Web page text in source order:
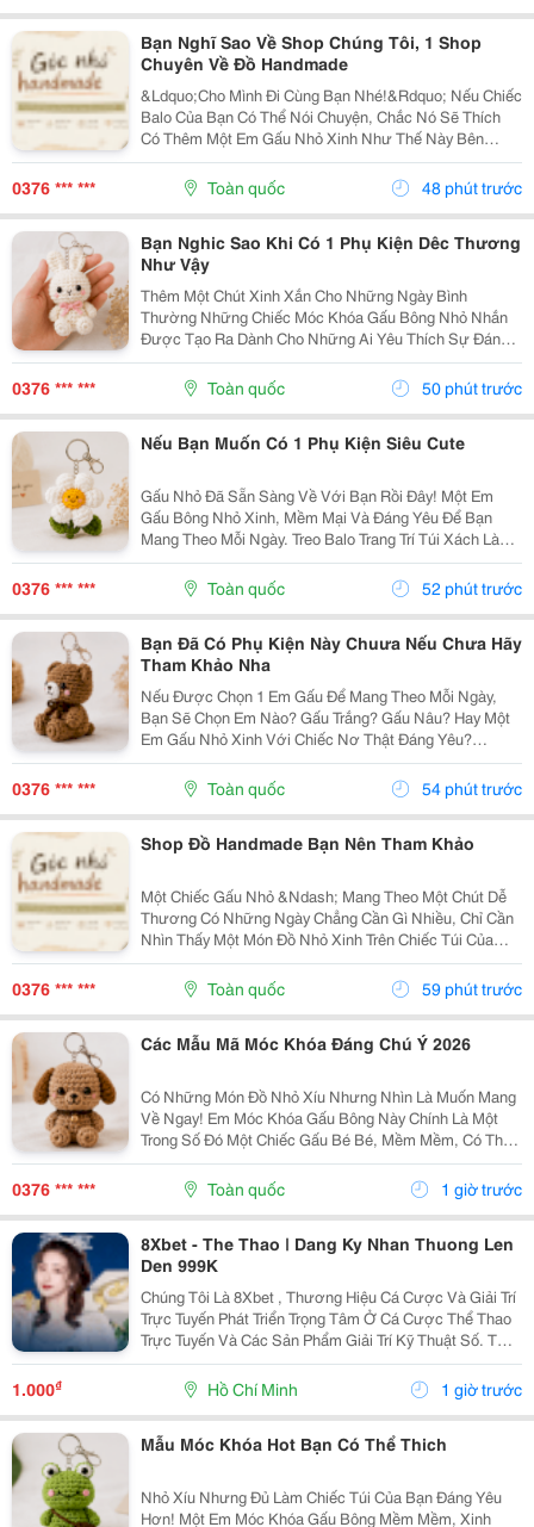
Bạn Nghĩ Sao Về Shop Chúng Tôi, 1 Shop
Chuyên Về Đồ Handmade
&Ldquo;Cho Mình Đi Cùng Bạn Nhé!&Rdquo; Nếu Chiếc
Balo Của Bạn Có Thể Nói Chuyện, Chắc Nó Sẽ Thích
Có Thêm Một Em Gấu Nhỏ Xinh Như Thế Này Bên
Cạnh. Từ Những Buổi Đi Học, Đi Làm, Đi Cà Phê Hay
Những Chuyến Đi Chơi Cuối Tuần, Em Móc Khóa Gấu
Bông...
0376 *** *** Toàn quốc 48 phút trước
Bạn Nghic Sao Khi Có 1 Phụ Kiện Dêc Thương
Như Vậy
Thêm Một Chút Xinh Xắn Cho Những Ngày Bình
Thường Những Chiếc Móc Khóa Gấu Bông Nhỏ Nhắn
Được Tạo Ra Dành Cho Những Ai Yêu Thích Sự Đáng
Yêu Và Những Món Đồ Có Dấu Ấn Riêng. Từ Chiếc Balo
Đi Học, Túi Xách Đi Chơi Đến Chùm Chìa Khóa Quen
Thuộc,...
0376 *** *** Toàn quốc 50 phút trước
Nếu Bạn Muốn Có 1 Phụ Kiện Siêu Cute
Gấu Nhỏ Đã Sẵn Sàng Về Với Bạn Rồi Đây! Một Em
Gấu Bông Nhỏ Xinh, Mềm Mại Và Đáng Yêu Để Bạn
Mang Theo Mỗi Ngày. Treo Balo Trang Trí Túi Xách Làm
Móc Khóa Tặng Người Bạn Yêu Quý
Gocnhohandmade.com Không Cần Quá Nhiều Phụ
Kiện, Chỉ Một Em Gấu...
0376 *** *** Toàn quốc 52 phút trước
Bạn Đã Có Phụ Kiện Này Chuưa Nếu Chưa Hãy
Tham Khảo Nha
Nếu Được Chọn 1 Em Gấu Để Mang Theo Mỗi Ngày,
Bạn Sẽ Chọn Em Nào? Gấu Trắng? Gấu Nâu? Hay Một
Em Gấu Nhỏ Xinh Với Chiếc Nơ Thật Đáng Yêu?
Những Chiếc Móc Khóa Gấu Bông Không Chỉ Là Phụ
Kiện Treo Túi Mà Còn Là Một Cách Để Bạn Thêm Chút
Cá Tính Vào...
0376 *** *** Toàn quốc 54 phút trước
Shop Đồ Handmade Bạn Nên Tham Khảo
Một Chiếc Gấu Nhỏ &Ndash; Mang Theo Một Chút Dễ
Thương Có Những Ngày Chẳng Cần Gì Nhiều, Chỉ Cần
Nhìn Thấy Một Món Đồ Nhỏ Xinh Trên Chiếc Túi Của
Mình Cũng Đủ Thấy Vui Rồi Những Em Móc Khóa Gấu
Bông Được Làm Với Kiểu Dáng Đáng Yêu, Nhỏ Gọn,
Thích...
0376 *** *** Toàn quốc 59 phút trước
Các Mẫu Mã Móc Khóa Đáng Chú Ý 2026
Có Những Món Đồ Nhỏ Xíu Nhưng Nhìn Là Muốn Mang
Về Ngay! Em Móc Khóa Gấu Bông Này Chính Là Một
Trong Số Đó Một Chiếc Gấu Bé Bé, Mềm Mềm, Có Thể
Treo Trên Balo, Túi Xách Hay Chìa Khóa. Mỗi Lần Nhìn
Thấy Lại Thấy Chiếc Túi Của Mình Đáng Yêu Hơn Một...
0376 *** *** Toàn quốc 1 giờ trước
8Xbet - The Thao | Dang Ky Nhan Thuong Len
Den 999K
Chúng Tôi Là 8Xbet , Thương Hiệu Cá Cược Và Giải Trí
Trực Tuyến Phát Triển Trọng Tâm Ở Cá Cược Thể Thao
Trực Tuyến Và Các Sản Phẩm Giải Trí Kỹ Thuật Số. Từ
Năm 2024, 8Xbet Trở Thành Đối Tác Cá Cược Chính
Thức Tại Khu Vực Châu Á &Ndash; Thái Bình...
1.000₫ Hồ Chí Minh 1 giờ trước
Mẫu Móc Khóa Hot Bạn Có Thể Thich
Nhỏ Xíu Nhưng Đủ Làm Chiếc Túi Của Bạn Đáng Yêu
Hơn! Một Em Móc Khóa Gấu Bông Mềm Mềm, Xinh